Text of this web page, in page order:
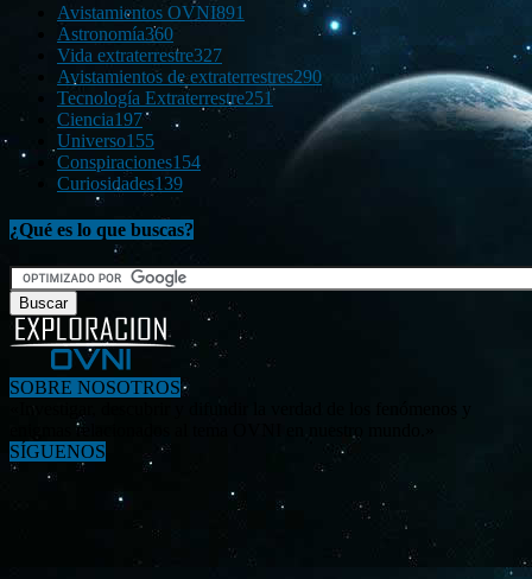
Avistamientos OVNI891
Astronomía360
Vida extraterrestre327
Avistamientos de extraterrestres290
Tecnología Extraterrestre251
Ciencia197
Universo155
Conspiraciones154
Curiosidades139
¿Qué es lo que buscas?
SOBRE NOSOTROS
enigmas relacionados al tema OVNI en nuestro mundo.»
SÍGUENOS